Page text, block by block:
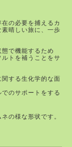
の必要を捕えるカ
晴しい旅に、一歩
で機能するため
トを補うことをサ
する生化学的な面
のサポートをする
の様な形状です。